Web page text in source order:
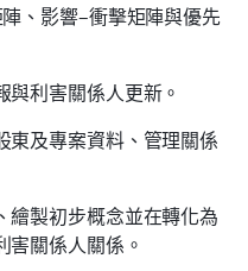
、影響–衝擊矩陣與優先
與利害關係人更新。
東及專案資料、管理關係
繪製初步概念並在轉化為
害關係人關係。